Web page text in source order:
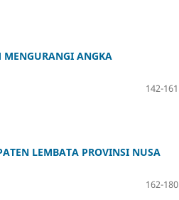
MENGURANGI ANGKA
142-161
LEMBATA PROVINSI NUSA
162-180